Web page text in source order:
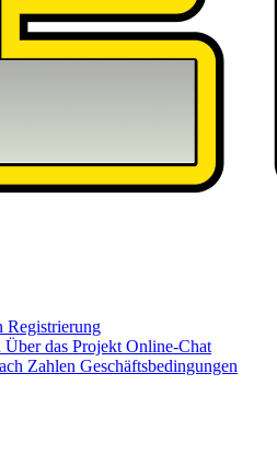
Registrierung
Über das Projekt Online-Chat
Zahlen Geschäftsbedingungen